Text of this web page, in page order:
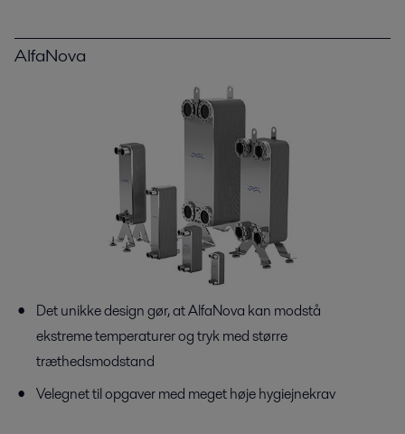
AlfaNova
Det unikke design gør, at AlfaNova kan modstå
ekstreme temperaturer og tryk med større
træthedsmodstand
Velegnet til opgaver med meget høje hygiejnekrav